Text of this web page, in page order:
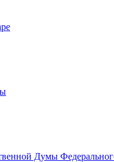
Думы